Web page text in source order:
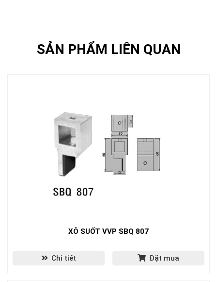
SẢN PHẨM LIÊN QUAN
XỎ SUỐT VVP SBQ 807
Chi tiết Đặt mua